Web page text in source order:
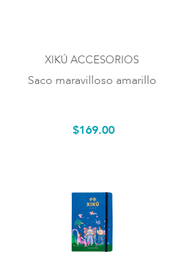
XIKÚ ACCESORIOS
Saco maravilloso amarillo
$169.00